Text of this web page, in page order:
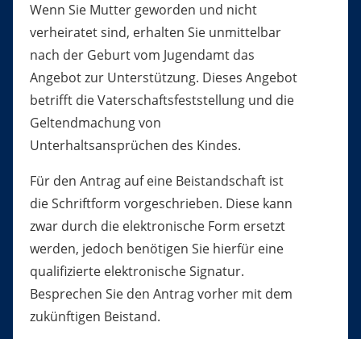
Wenn Sie Mutter geworden und nicht
verheiratet sind, erhalten Sie unmittelbar
nach der Geburt vom Jugendamt das
Angebot zur Unterstützung. Dieses Angebot
betrifft die Vaterschaftsfeststellung und die
Geltendmachung von
Unterhaltsansprüchen des Kindes.
Für den Antrag auf eine Beistandschaft ist
die Schriftform vorgeschrieben. Diese kann
zwar durch die elektronische Form ersetzt
werden, jedoch benötigen Sie hierfür eine
qualifizierte elektronische Signatur.
Besprechen Sie den Antrag vorher mit dem
zukünftigen Beistand.